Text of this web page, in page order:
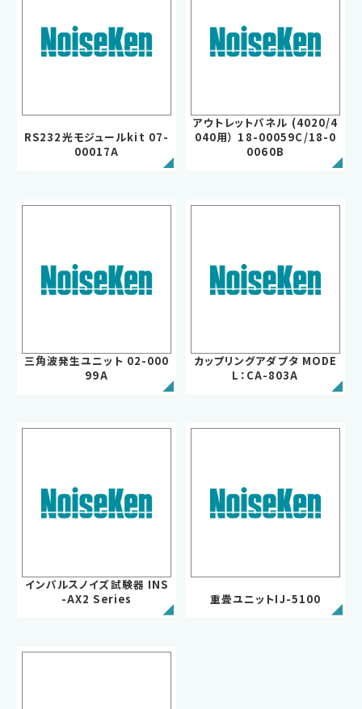
RF関連製品・試験システム
修理・校正
RS232光モジュールkit 07-
00017A
アウトレットパネル (4020/4
040用） 18-00059C/18-0
0060B
三角波発生ユニット 02-000
99A
カップリングアダプタ MODE
L：CA-803A
インパルスノイズ試験器 INS
-AX2 Series
重畳ユニットIJ-5100